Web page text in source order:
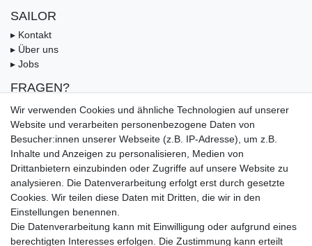
SAILOR
▸ Kontakt
▸ Über uns
▸ Jobs
FRAGEN?
▸ FAQ
▸ Zahlungsarten
▸ Versandbedingungen
▸ Gutschein
UNSERE ZAHLUNGSMÖGLICKEITEN
Wir verwenden Cookies und ähnliche Technologien auf unserer
Website und verarbeiten personenbezogene Daten von
Besucher:innen unserer Webseite (z.B. IP-Adresse), um z.B.
Inhalte und Anzeigen zu personalisieren, Medien von
Drittanbietern einzubinden oder Zugriffe auf unsere Website zu
analysieren. Die Datenverarbeitung erfolgt erst durch gesetzte
Cookies. Wir teilen diese Daten mit Dritten, die wir in den
Einstellungen benennen.
Die Datenverarbeitung kann mit Einwilligung oder aufgrund eines
berechtigten Interesses erfolgen. Die Zustimmung kann erteilt